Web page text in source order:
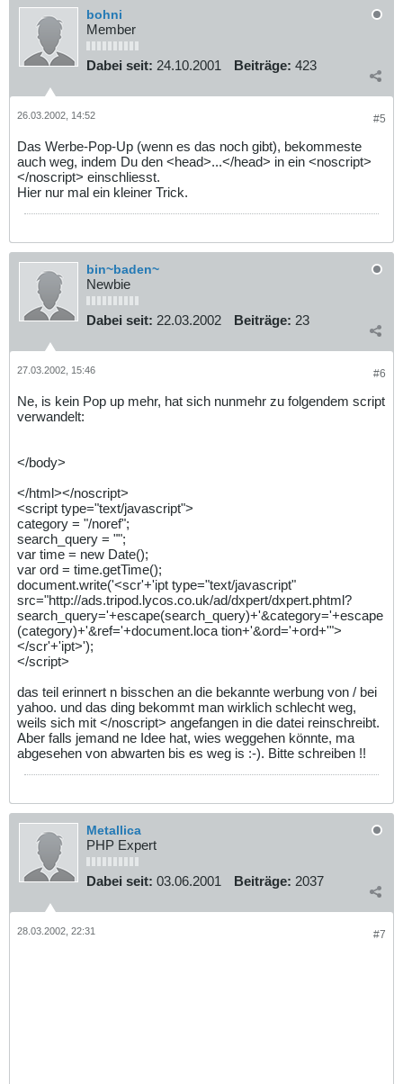
bohni
Member
Dabei seit: 24.10.2001 Beiträge: 423
#5
26.03.2002, 14:52
Das Werbe-Pop-Up (wenn es das noch gibt), bekommeste
auch weg, indem Du den <head>...</head> in ein <noscript>
</noscript> einschliesst.
Hier nur mal ein kleiner Trick.
bin~baden~
Newbie
Dabei seit: 22.03.2002 Beiträge: 23
#6
27.03.2002, 15:46
Ne, is kein Pop up mehr, hat sich nunmehr zu folgendem script
verwandelt:
</body>
</html></noscript>
<script type="text/javascript">
category = "/noref";
search_query = "";
var time = new Date();
var ord = time.getTime();
document.write('<scr'+'ipt type="text/javascript"
src="http://ads.tripod.lycos.co.uk/ad/dxpert/dxpert.phtml?
search_query='+escape(search_query)+'&category='+escape
(category)+'&ref='+document.loca tion+'&ord='+ord+'">
</scr'+'ipt>');
</script>
das teil erinnert n bisschen an die bekannte werbung von / bei
yahoo. und das ding bekommt man wirklich schlecht weg,
weils sich mit </noscript> angefangen in die datei reinschreibt.
Aber falls jemand ne Idee hat, wies weggehen könnte, ma
abgesehen von abwarten bis es weg is :-). Bitte schreiben !!
Metallica
PHP Expert
Dabei seit: 03.06.2001 Beiträge: 2037
#7
28.03.2002, 22:31